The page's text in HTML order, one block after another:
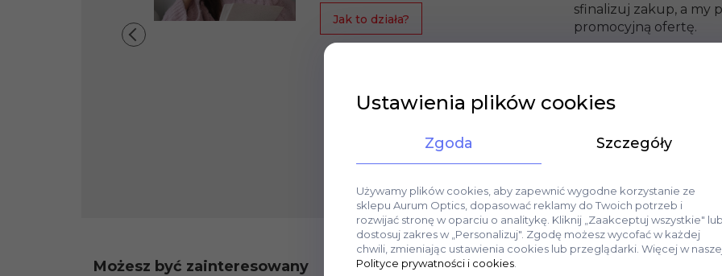
Jak to działa?
sfinalizuj zakup, a my
promocyjną ofertę.
Możesz być zainteresowany
Ustawienia plików cookies
Zgoda Szczegóły
Używamy plików cookies, aby zapewnić wygodne korzystanie ze
sklepu Aurum Optics, dopasować reklamy do Twoich potrzeb i
rozwijać stronę w oparciu o analitykę. Kliknij „Zaakceptuj wszystkie" lub
dostosuj zakres w „Personalizuj". Zgodę możesz wycofać w każdej
chwili, zmieniając ustawienia cookies lub przeglądarki. Więcej w
Polityce prywatności i cookies